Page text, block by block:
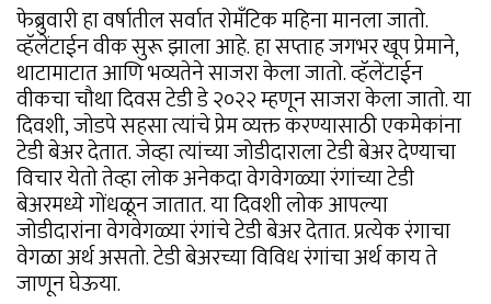
फेब्रुवारी हा वर्षातील सर्वात रोमँटिक महिना मानला जातो.
व्हॅलेंटाईन वीक सुरू झाला आहे. हा सप्ताह जगभर खूप प्रेमाने,
थाटामाटात आणि भव्यतेने साजरा केला जातो. व्हॅलेंटाईन
वीकचा चौथा दिवस टेडी डे २०२२ म्हणून साजरा केला जातो. या
दिवशी, जोडपे सहसा त्यांचे प्रेम व्यक्त करण्यासाठी एकमेकांना
टेडी बेअर देतात. जेव्हा त्यांच्या जोडीदाराला टेडी बेअर देण्याचा
विचार येतो तेव्हा लोक अनेकदा वेगवेगळ्या रंगांच्या टेडी
बेअरमध्ये गोंधळून जातात. या दिवशी लोक आपल्या
जोडीदारांना वेगवेगळ्या रंगांचे टेडी बेअर देतात. प्रत्येक रंगाचा
वेगळा अर्थ असतो. टेडी बेअरच्या विविध रंगांचा अर्थ काय ते
जाणून घेऊया.